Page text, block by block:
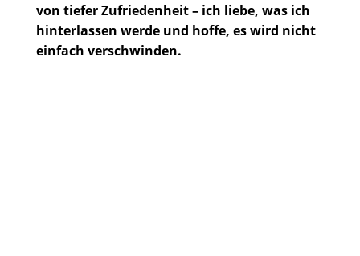
von tiefer Zufriedenheit – ich liebe, was ich
hinterlassen werde und hoffe, es wird nicht
einfach verschwinden.